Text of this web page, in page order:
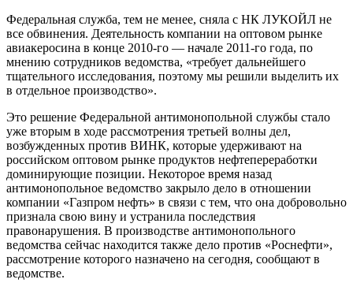
Федеральная служба, тем не менее, сняла с НК ЛУКОЙЛ не
все обвинения. Деятельность компании на оптовом рынке
авиакеросина в конце 2010-го — начале 2011-го года, по
мнению сотрудников ведомства, «требует дальнейшего
тщательного исследования, поэтому мы решили выделить их
в отдельное производство».
Это решение Федеральной антимонопольной службы стало
уже вторым в ходе рассмотрения третьей волны дел,
возбужденных против ВИНК, которые удерживают на
российском оптовом рынке продуктов нефтепереработки
доминирующие позиции. Некоторое время назад
антимонопольное ведомство закрыло дело в отношении
компании «Газпром нефть» в связи с тем, что она добровольно
признала свою вину и устранила последствия
правонарушения. В производстве антимонопольного
ведомства сейчас находится также дело против «Роснефти»,
рассмотрение которого назначено на сегодня, сообщают в
ведомстве.